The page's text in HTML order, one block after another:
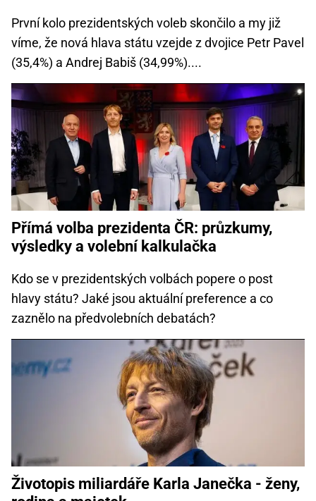
První kolo prezidentských voleb skončilo a my již
víme, že nová hlava státu vzejde z dvojice Petr Pavel
(35,4%) a Andrej Babiš (34,99%)....
Přímá volba prezidenta ČR: průzkumy,
výsledky a volební kalkulačka
Kdo se v prezidentských volbách popere o post
hlavy státu? Jaké jsou aktuální preference a co
zaznělo na předvolebních debatách?
Životopis miliardáře Karla Janečka - ženy,